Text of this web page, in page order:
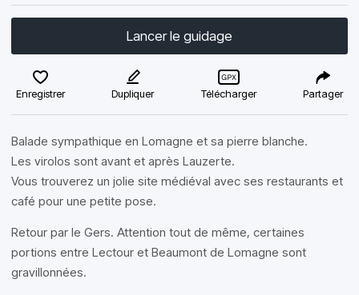
Lancer le guidage
Enregistrer Dupliquer Télécharger Partager
Balade sympathique en Lomagne et sa pierre blanche.
Les virolos sont avant et après Lauzerte.
Vous trouverez un jolie site médiéval avec ses restaurants et
café pour une petite pose.
Retour par le Gers. Attention tout de même, certaines
portions entre Lectour et Beaumont de Lomagne sont
gravillonnées.